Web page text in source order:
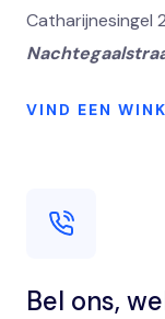
Catharijnesingel
VIND EEN
Bel ons,